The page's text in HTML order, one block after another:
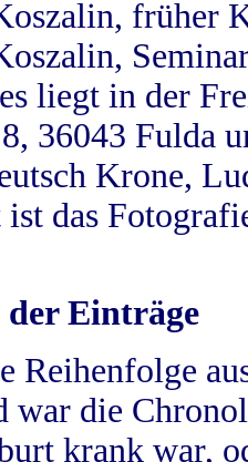
früher
liegt in der
36043 Fulda
Krone,
das
der Einträge
Reihenfolge
war die
krank war,